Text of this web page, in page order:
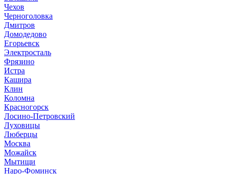
Чехов
Черноголовка
Дмитров
Домодедово
Егорьевск
Электросталь
Фрязино
Истра
Кашира
Клин
Коломна
Красногорск
Лосино-Петровский
Луховицы
Люберцы
Москва
Можайск
Мытищи
Наро-Фоминск